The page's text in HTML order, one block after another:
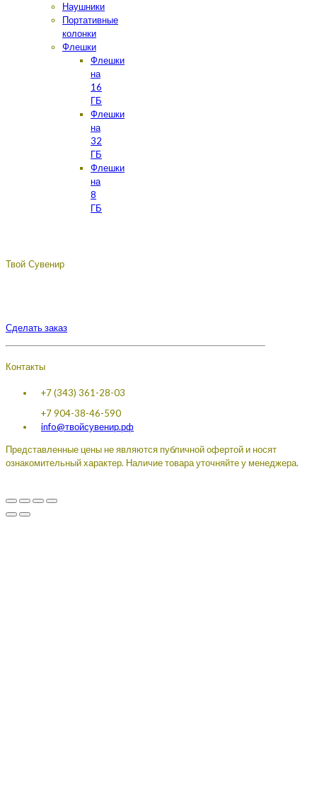
Наушники
Портативные
колонки
Флешки
Флешки
на
16
ГБ
Флешки
на
32
ГБ
Флешки
на
8
ГБ
Твой Сувенир
Сделать заказ
Контакты
+7 (343) 361-28-03
+7 904-38-46-590
info@твойсувенир.рф
Представленные цены не являются публичной офертой и носят
ознакомительный характер. Наличие товара уточняйте у менеджера.